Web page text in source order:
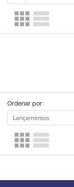
Ordenar por: